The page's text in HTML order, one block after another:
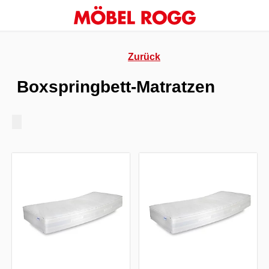
Zurück
Boxspringbett-Matratzen